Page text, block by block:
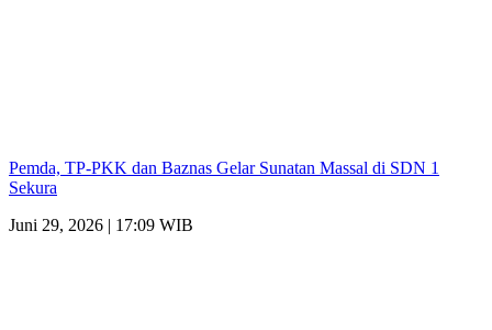
Pemda, TP-PKK dan Baznas Gelar Sunatan Massal di SDN 1
Sekura
Juni 29, 2026 | 17:09 WIB